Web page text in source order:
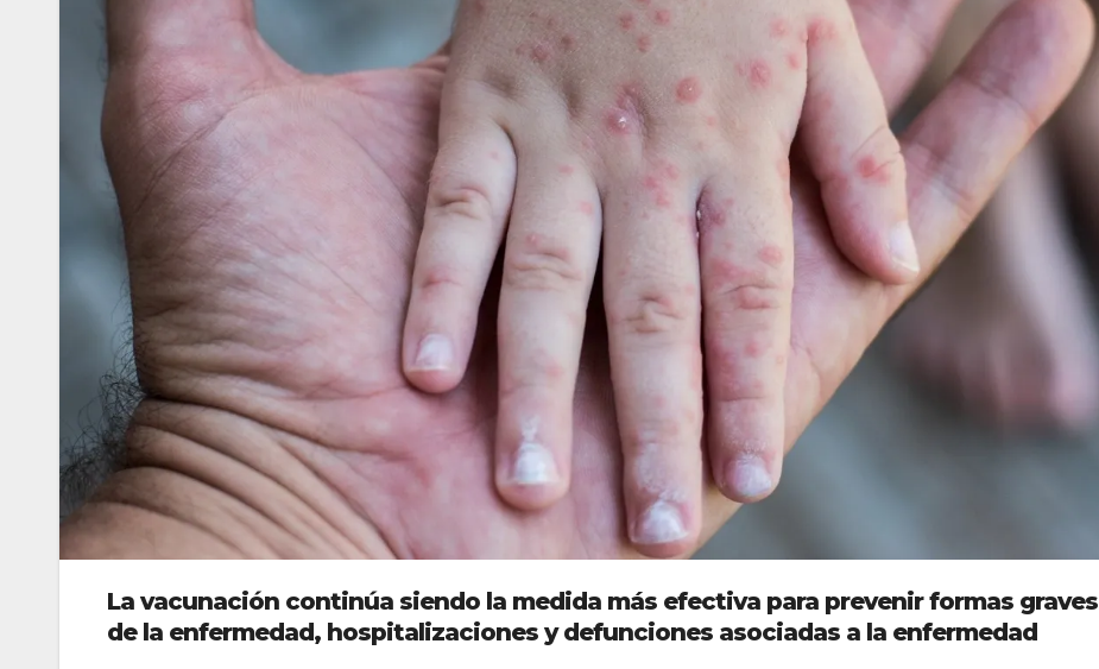
La vacunación continúa siendo la medida más efectiva para prevenir formas graves
de la enfermedad, hospitalizaciones y defunciones asociadas a la enfermedad